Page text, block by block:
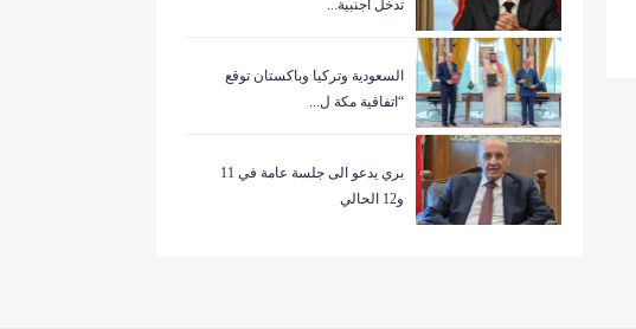
تدخل أجنبية...
السعودية وتركيا وباكستان توقع
“اتفاقية مكة ل...
بري يدعو الى جلسة عامة في 11
و12 الحالي